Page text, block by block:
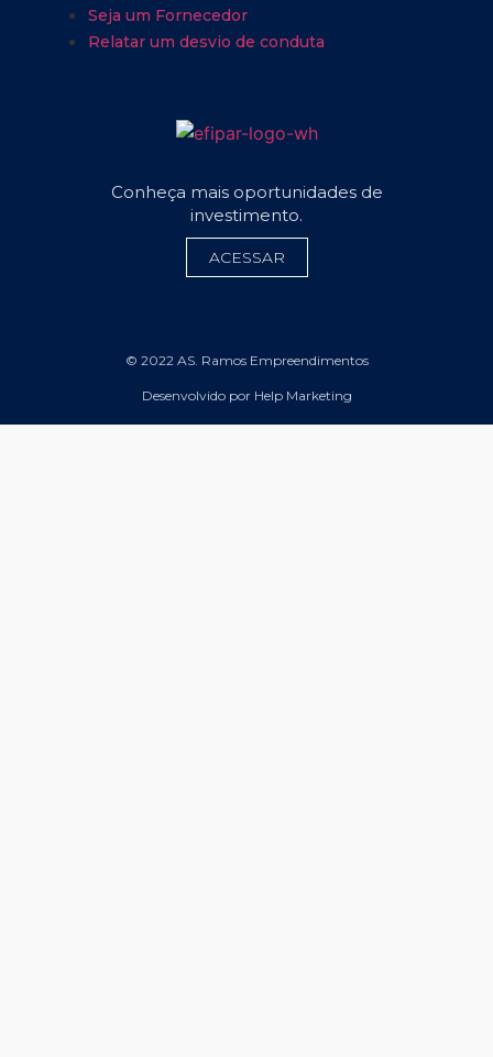
Seja um Fornecedor
Relatar um desvio de conduta
Conheça mais oportunidades de
investimento.
ACESSAR
© 2022 AS. Ramos Empreendimentos
Desenvolvido por Help Marketing